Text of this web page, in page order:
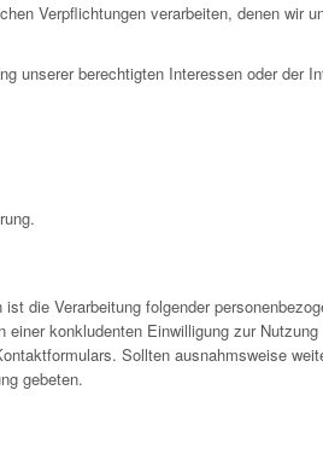
Verpflichtungen verarbeiten, denen wir
unserer berechtigten Interessen oder der
die Verarbeitung folgender
konkludenten Einwilligung zur
Sollten ausnahmsweise
gebeten.